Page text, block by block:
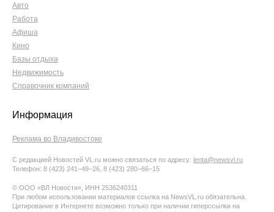
Авто
Работа
Афиша
Кино
Базы отдыха
Недвижимость
Справочник компаний
Информация
Реклама во Владивостоке
С редакцией Новостей VL.ru можно связаться по адресу: lenta@newsvl.ru
Телефон: 8 (423) 241−49−26, 8 (423) 280−66−15
© ООО «ВЛ Новости», ИНН 2536240311
При любом использовании материалов ссылка на NewsVL.ru обязательна.
Цитирование в Интернете возможно только при наличии гиперссылки на